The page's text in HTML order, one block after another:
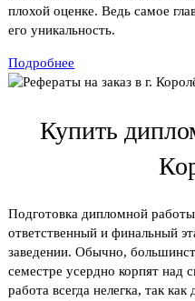
плохой оценке. Ведь самое
его уникальность.
Подробнее
Купить
Подготовка дипломной
ответственный и финальный
заведении. Обычно,
семестре усердно корпят над
работа всегда нелегка, так